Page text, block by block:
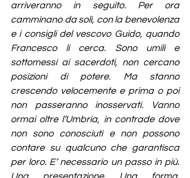
arriveranno in seguito. Per ora
camminano da soli, con la benevolenza
e i consigli del vescovo Guido, quando
Francesco li cerca. Sono umili e
sottomessi ai sacerdoti, non cercano
posizioni di potere. Ma stanno
crescendo velocemente e prima o poi
non passeranno inosservati. Vanno
ormai oltre l’Umbria, in contrade dove
non sono conosciuti e non possono
contare su qualcuno che garantisca
per loro. E’ necessario un passo in più.